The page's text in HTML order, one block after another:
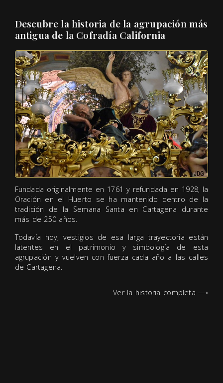
Descubre la historia de la agrupación más
antigua de la Cofradía California
Fundada originalmente en 1761 y refundada en 1928, la
Oración en el Huerto se ha mantenido dentro de la
tradición de la Semana Santa en Cartagena durante
más de 250 años.
Todavía hoy, vestigios de esa larga trayectoria están
latentes en el patrimonio y simbología de esta
agrupación y vuelven con fuerza cada año a las calles
de Cartagena.
Ver la historia completa ⟶